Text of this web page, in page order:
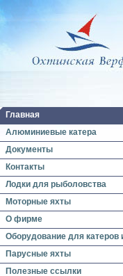
Главная
Алюминиевые катера
Документы
Контакты
Лодки для рыболовства
Моторные яхты
О фирме
Оборудование для катеров
Парусные яхты
Полезные ссылки